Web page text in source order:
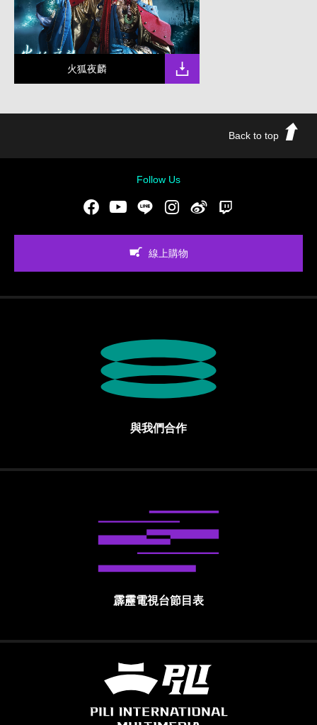
火狐夜麟
Back to top
Follow Us
FacebookYoutubeLINE Instgram新浪微博
線上購物
與我們合作
霹靂電視台節目表
霹靂國際多媒體股份有限公司 PILI